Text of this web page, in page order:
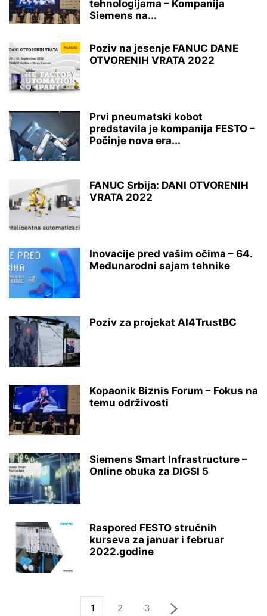
tehnologijama – Kompanija
Siemens na...
Poziv na jesenje FANUC DANE
OTVORENIH VRATA 2022
Prvi pneumatski kobot
predstavila je kompanija FESTO –
Počinje nova era...
FANUC Srbija: DANI OTVORENIH
VRATA 2022
Inovacije pred vašim očima – 64.
Međunarodni sajam tehnike
Poziv za projekat AI4TrustBC
Kopaonik Biznis Forum – Fokus na
temu održivosti
Siemens Smart Infrastructure –
Online obuka za DIGSI 5
Raspored FESTO stručnih
kurseva za januar i februar
2022.godine
1 2 3